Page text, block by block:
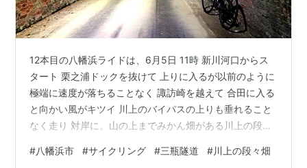
12本目の八幡浜ライドは、6月5日 11時 新川河口からス
タート 栗之浦ドックを抜けて 上りに入るが以前のように
極端に速度が落ちることなく 諏訪崎を越えて 合田に入る
と向かい風がキツイ 川上のバイパスの上りも垂れること
なく走り 対岸に。山の上までみかん畑がある川上の段々
り始めてます こちらの短い上りもクリアしたら 定点から
#八幡浜市 #サイクリング #三瓶隧道 #川上の段々畑